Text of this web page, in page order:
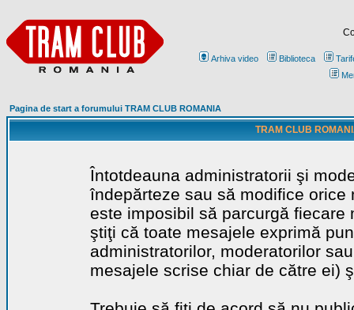
Arhiva video Biblioteca
Pagina de start a forumului TRAM CLUB ROMANIA
TRAM CLUB
Întotdeauna administratorii şi
îndepărteze sau să modifice
este imposibil să parcurgă
ştiţi că toate mesajele exprimă
administratorilor, moderatorilor
mesajele scrise chiar de către ei)